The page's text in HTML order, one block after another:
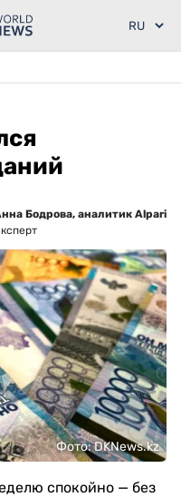
Бодрова, аналитик Alpari
Фото: DKNews.kz
спокойно — без